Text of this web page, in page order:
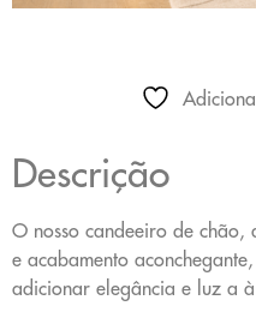
Descrição
O nosso candeeiro de chão,
e acabamento
adicionar elegância e luz a à